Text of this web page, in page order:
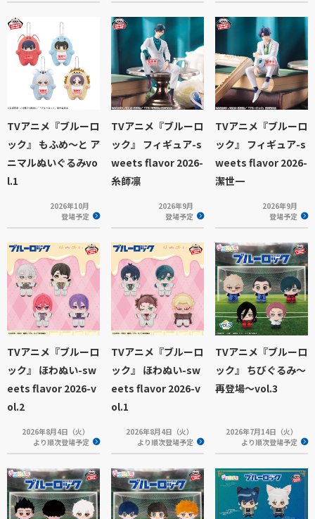
TVアニメ『ブルーロ
ック』 もふめ～と ア
ニマルぬいぐるみvo
l.1
2026年10月
登場予定
TVアニメ『ブルーロ
ック』 フィギュア-s
weets flavor 2026-
糸師凛
2026年9月
登場予定
TVアニメ『ブルーロ
ック』 フィギュア-s
weets flavor 2026-
潔世一
2026年9月
登場予定
TVアニメ『ブルーロ
ック』 ほわぬい-sw
eets flavor 2026-v
ol.2
2026年8月4日（火）
より順次登場予定
TVアニメ『ブルーロ
ック』 ほわぬい-sw
eets flavor 2026-v
ol.1
2026年8月4日（火）
より順次登場予定
TVアニメ『ブルーロ
ック』 ちびぐるみ～
再登場～vol.3
2026年7月14日（火）
より順次登場予定